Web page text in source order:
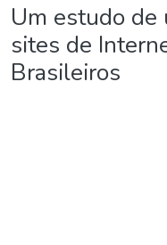
Um estudo de
sites de
Brasileiros